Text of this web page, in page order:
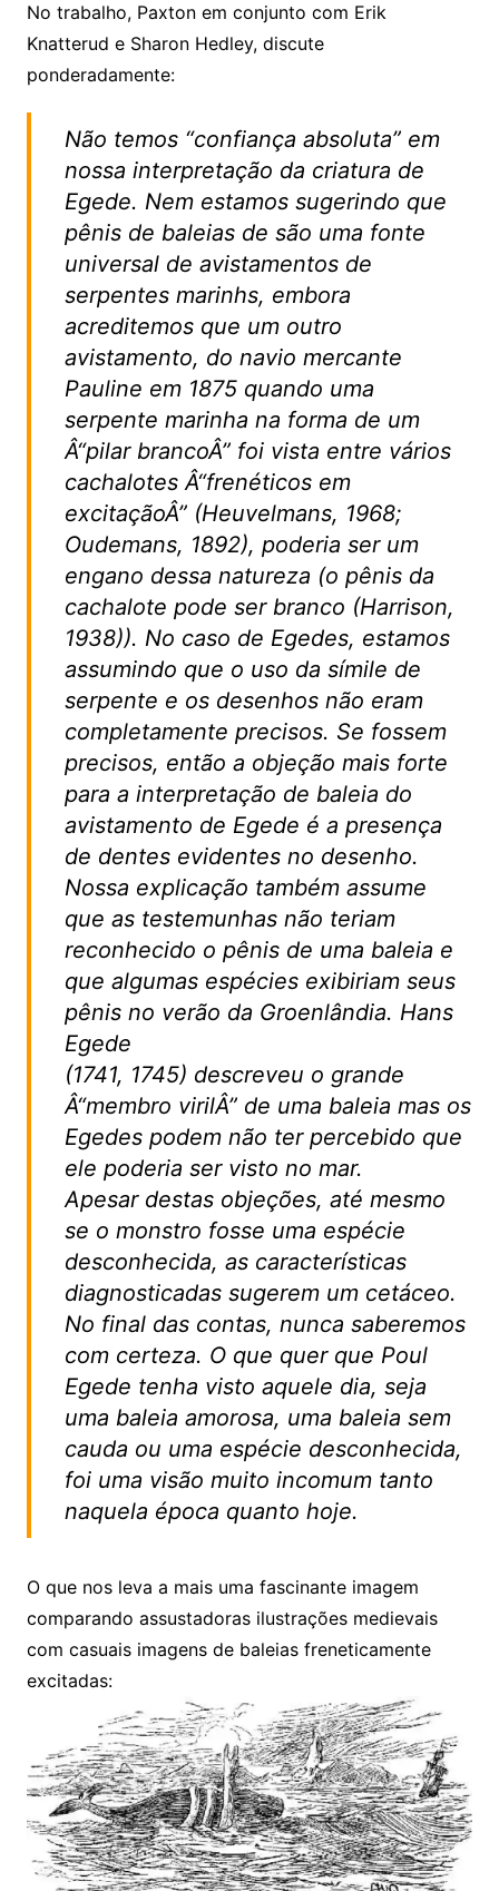
No trabalho, Paxton em conjunto com Erik
Knatterud e Sharon Hedley, discute
ponderadamente:
Não temos “confiança absoluta” em
nossa interpretação da criatura de
Egede. Nem estamos sugerindo que
pênis de baleias de são uma fonte
universal de avistamentos de
serpentes marinhs, embora
acreditemos que um outro
avistamento, do navio mercante
Pauline em 1875 quando uma
serpente marinha na forma de um
Â“pilar brancoÂ” foi vista entre vários
cachalotes Â“frenéticos em
excitaçãoÂ” (Heuvelmans, 1968;
Oudemans, 1892), poderia ser um
engano dessa natureza (o pênis da
cachalote pode ser branco (Harrison,
1938)). No caso de Egedes, estamos
assumindo que o uso da símile de
serpente e os desenhos não eram
completamente precisos. Se fossem
precisos, então a objeção mais forte
para a interpretação de baleia do
avistamento de Egede é a presença
de dentes evidentes no desenho.
Nossa explicação também assume
que as testemunhas não teriam
reconhecido o pênis de uma baleia e
que algumas espécies exibiriam seus
pênis no verão da Groenlândia. Hans
Egede
(1741, 1745) descreveu o grande
Â“membro virilÂ” de uma baleia mas os
Egedes podem não ter percebido que
ele poderia ser visto no mar.
Apesar destas objeções, até mesmo
se o monstro fosse uma espécie
desconhecida, as características
diagnosticadas sugerem um cetáceo.
No final das contas, nunca saberemos
com certeza. O que quer que Poul
Egede tenha visto aquele dia, seja
uma baleia amorosa, uma baleia sem
cauda ou uma espécie desconhecida,
foi uma visão muito incomum tanto
naquela época quanto hoje.
O que nos leva a mais uma fascinante imagem
comparando assustadoras ilustrações medievais
com casuais imagens de baleias freneticamente
excitadas: